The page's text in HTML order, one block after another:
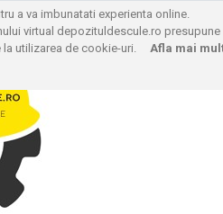
a va imbunatati experienta online.
virtual depozituldescule.ro presupune
la utilizarea de cookie-uri. Afla mai